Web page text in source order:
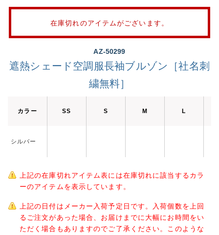
在庫切れのアイテムがございます。
AZ-50299
遮熱シェード空調服長袖ブルゾン［社名刺
繍無料］
カラー SS S M L
シルバー
上記の在庫切れアイテム表には在庫切れに該当するカラ
ーのアイテムを表示しています。
上記の日付はメーカー入荷予定日です。入荷個数を上回
るご注文があった場合、お届けまでに大幅にお時間をい
ただく場合もありますのでご了承ください。このような